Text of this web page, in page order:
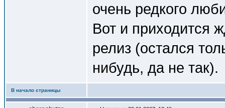
очень редкого
Вот и приходится
релиз (остался
нибудь, да не так).
В начало страницы